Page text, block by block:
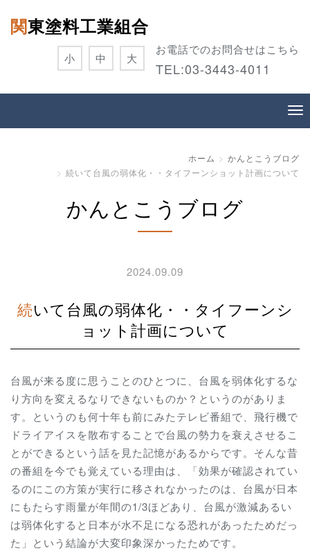
関東塗料工業組合
お電話でのお問合せはこちら
TEL:03-3443-4011
小 中 大
ホーム
かんとこうブログ
続いて台風の弱体化・・タイフーンショット計画について
かんとこうブログ
2024.09.09
続いて台風の弱体化・・タイフーンシ
ョット計画について
台風が来る度に思うことのひとつに、台風を弱体化するな
り方向を変えるなりできないものか？というのがありま
す。というのも何十年も前にみたテレビ番組で、飛行機で
ドライアイスを散布することで台風の勢力を衰えさせるこ
とができるという話を見た記憶があるからです。そんな昔
の番組を今でも覚えている理由は、「効果が確認されてい
るのにこの方策が実行に移されなかったのは、台風が日本
にもたらす雨量が年間の1/3ほどあり、台風が激減あるい
は弱体化すると日本が水不足になる恐れがあったためだっ
た」という結論が大変印象深かったためです。